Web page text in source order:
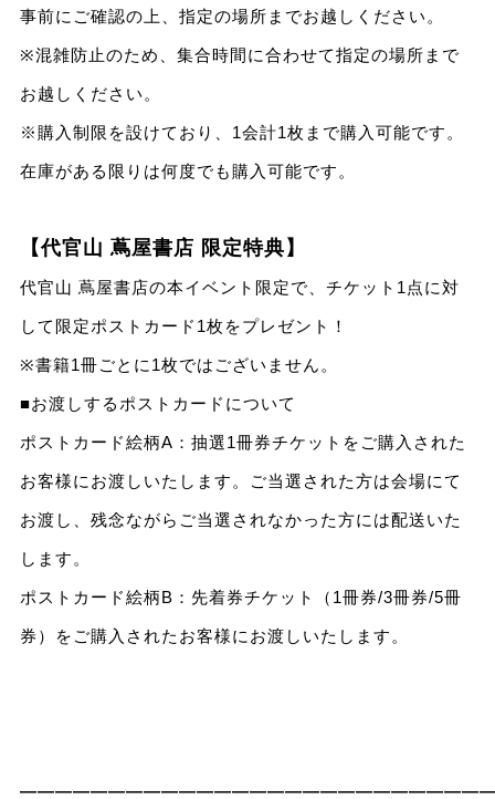
事前にご確認の上、指定の場所までお越しください。
※混雑防止のため、集合時間に合わせて指定の場所まで
お越しください。
※購入制限を設けており、1会計1枚まで購入可能です。
在庫がある限りは何度でも購入可能です。
【代官山 蔦屋書店 限定特典】
代官山 蔦屋書店の本イベント限定で、チケット1点に対
して限定ポストカード1枚をプレゼント！
※書籍1冊ごとに1枚ではございません。
■お渡しするポストカードについて
ポストカード絵柄A：抽選1冊券チケットをご購入された
お客様にお渡しいたします。ご当選された方は会場にて
お渡し、残念ながらご当選されなかった方には配送いた
します。
ポストカード絵柄B：先着券チケット（1冊券/3冊券/5冊
券）をご購入されたお客様にお渡しいたします。